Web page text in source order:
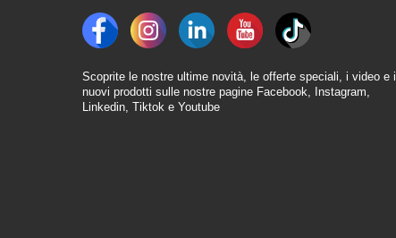
Scoprite le nostre ultime novità, le offerte speciali, i video e i
nuovi prodotti sulle nostre pagine Facebook, Instagram,
Linkedin, Tiktok e Youtube